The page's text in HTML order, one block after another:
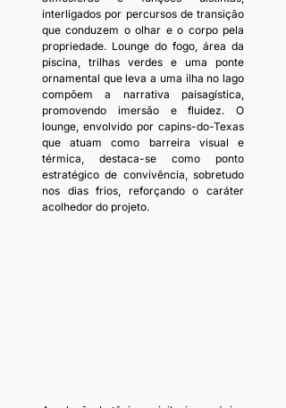
interligados por percursos de transição
que conduzem o olhar e o corpo pela
propriedade. Lounge do fogo, área da
piscina, trilhas verdes e uma ponte
ornamental que leva a uma ilha no lago
compõem a narrativa paisagística,
promovendo imersão e fluidez. O
lounge, envolvido por capins-do-Texas
que atuam como barreira visual e
térmica, destaca-se como ponto
estratégico de convivência, sobretudo
nos dias frios, reforçando o caráter
acolhedor do projeto.